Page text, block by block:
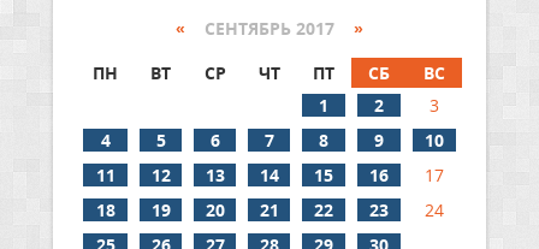
« СЕНТЯБРЬ 2017 »
ПН
ВТ СР ЧТ ПТ СБ
ВС
1
2
3
4
5 6 7 8 9
10
11
12 13 14 15 16
17
18
19 20 21 22 23
24
25
26 27 28 29 30